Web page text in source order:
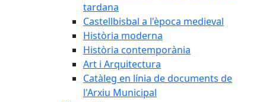
tardana
Castellbisbal a l'època medieval
Història moderna
Història contemporània
Art i Arquitectura
Catàleg en línia de documents de
l'Arxiu Municipal